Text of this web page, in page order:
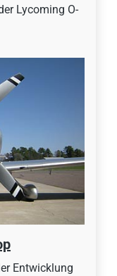
Lycoming O-
Entwicklung